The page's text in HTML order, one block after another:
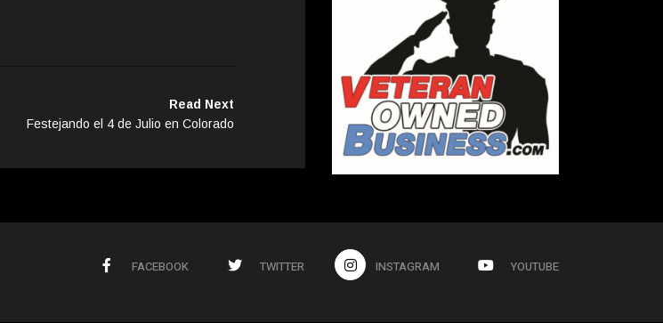
Read Next
Festejando el 4 de Julio en Colorado
FACEBOOK TWITTER INSTAGRAM YOUTUBE